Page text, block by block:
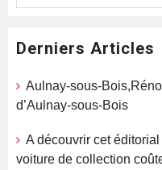
Derniers Articles
Aulnay-sous-
d’Aulnay-sous-Bois
A découvrir cet
voiture de collection